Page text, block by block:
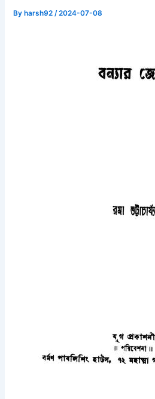
By harsh92/2024-07-08